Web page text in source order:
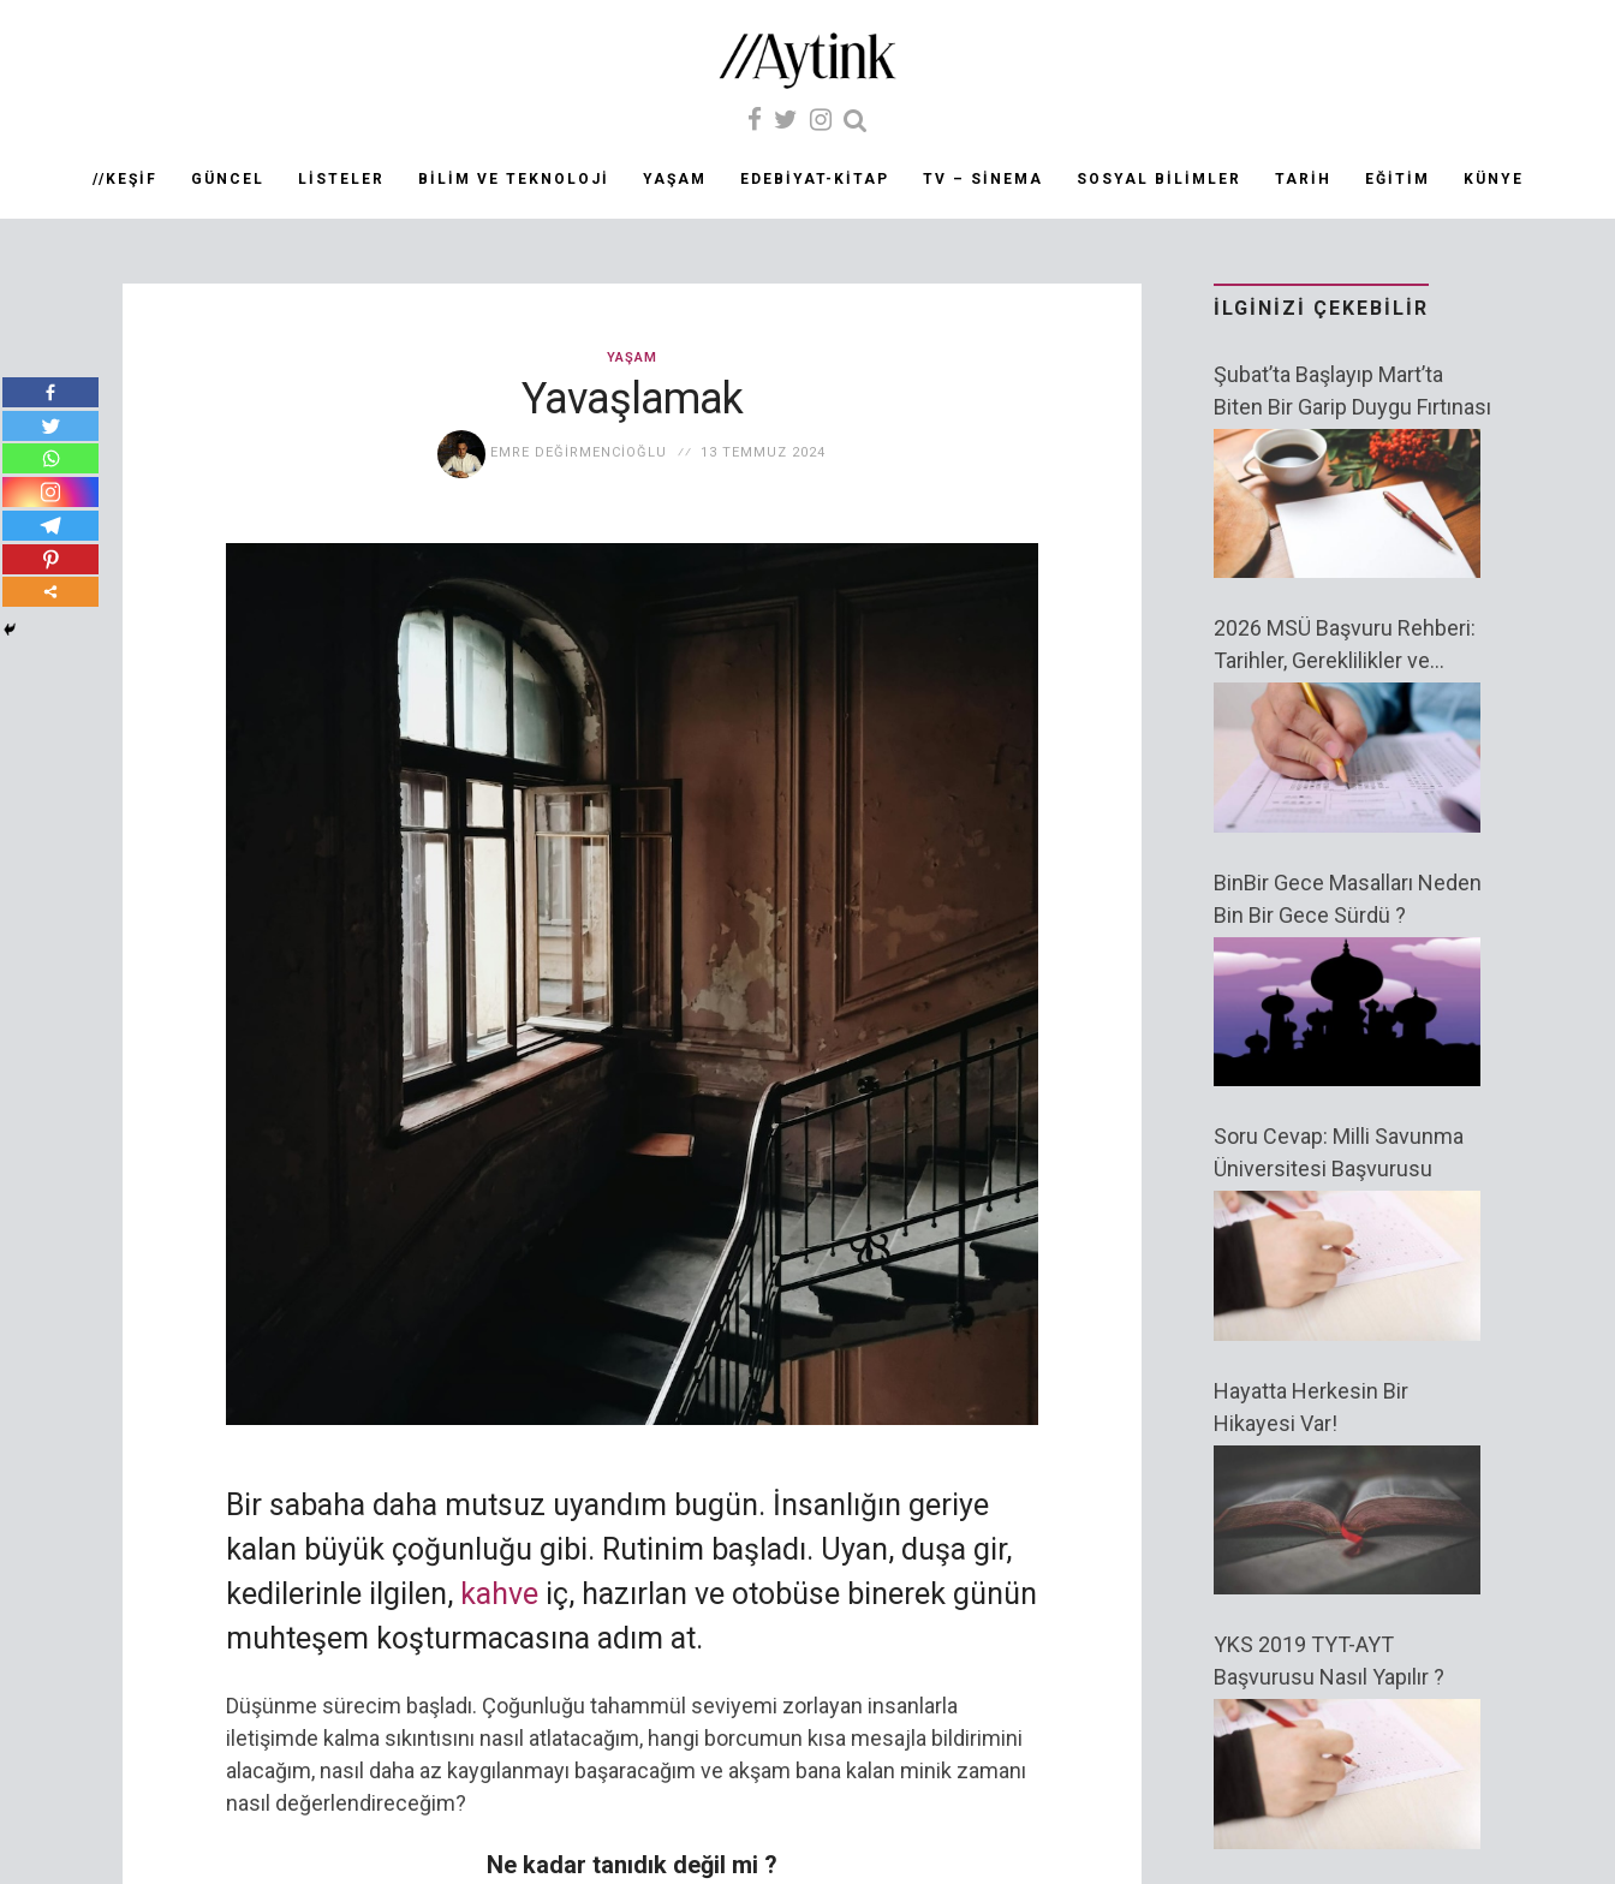
//KEŞIF GÜNCEL LISTELER BILIM VE TEKNOLOJI YAŞAM EDEBIYAT-KITAP TV – SINEMA SOSYAL BILIMLER TARIH EĞITIM KÜNYE
YAŞAM
Yavaşlamak
EMRE DEĞIRMENCIOĞLU 13 TEMMUZ 2024
Bir sabaha daha mutsuz uyandım bugün. İnsanlığın geriye
kalan büyük çoğunluğu gibi. Rutinim başladı. Uyan, duşa gir,
kedilerinle ilgilen, kahve iç, hazırlan ve otobüse binerek günün
muhteşem koşturmacasına adım at.
Düşünme sürecim başladı. Çoğunluğu tahammül seviyemi zorlayan insanlarla
iletişimde kalma sıkıntısını nasıl atlatacağım, hangi borcumun kısa mesajla bildirimini
alacağım, nasıl daha az kaygılanmayı başaracağım ve akşam bana kalan minik zamanı
nasıl değerlendireceğim?
Ne kadar tanıdık değil mi ?
İLGINIZI ÇEKEBILIR
Şubat’ta Başlayıp Mart’ta
Biten Bir Garip Duygu Fırtınası
2026 MSÜ Başvuru Rehberi:
Tarihler, Gereklilikler ve
Bilmeniz Gerekenler
BinBir Gece Masalları Neden
Bin Bir Gece Sürdü ?
Soru Cevap: Milli Savunma
Üniversitesi Başvurusu
Hayatta Herkesin Bir
Hikayesi Var!
YKS 2019 TYT-AYT
Başvurusu Nasıl Yapılır ?